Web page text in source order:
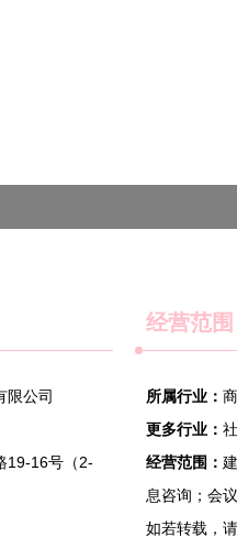
限公司
19-16号（2-
经营范
所属行业：
更多行业：
经营范围：
息咨询；会
如若转载，